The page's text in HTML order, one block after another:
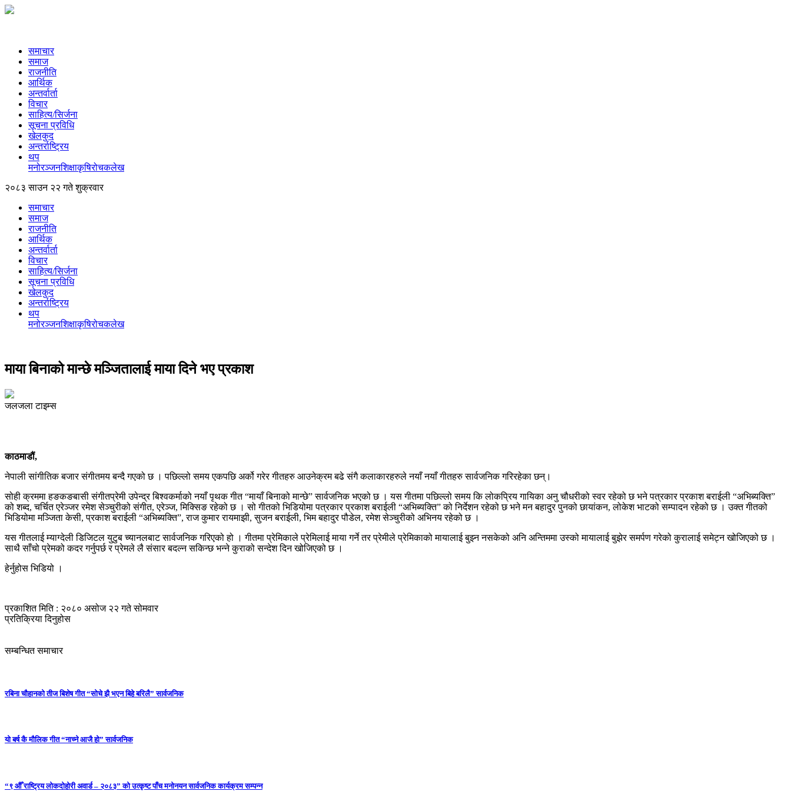
समाचार
समाज
राजनीति
आर्थिक
अन्तर्वार्ता
विचार
साहित्य/सिर्जना
सूचना प्रविधि
खेलकुद
अन्तर्राष्ट्रिय
थप
मनोरञ्‍जनशिक्षाकृषिरोचकलेख
२०८३ साउन २२ गते शुक्रवार
समाचार
समाज
राजनीति
आर्थिक
अन्तर्वार्ता
विचार
साहित्य/सिर्जना
सूचना प्रविधि
खेलकुद
अन्तर्राष्ट्रिय
थप
मनोरञ्‍जनशिक्षाकृषिरोचकलेख
माया बिनाको मान्छे मञ्जितालाई माया दिने भए प्रकाश
जलजला टाइम्स
काठमाडौं,
नेपाली सांगीतिक बजार संगीतमय बन्दै गएको छ । पछिल्लो समय एकपछि अर्को गरेर गीतहरु आउनेक्रम बढे संगै कलाकारहरुले नयाँ नयाँ गीतहरु सार्वजनिक गरिरहेका छन्।
सोही क्रममा हङकङबासी संगीतप्रेमी उपेन्द्र बिश्वकर्माको नयाँ पृथक गीत “मायाँ बिनाको मान्छे” सार्वजनिक भएको छ । यस गीतमा पछिल्लो समय कि लोकप्रिय गायिका अनु चौधरीको स्वर रहेको छ भने पत्रकार प्रकाश बराईली “अभिब्यक्ति”
को शब्द, चर्चित एरेञ्जर रमेश सेञ्चुरीको संगीत, एरेञ्ज, मिक्सिङ रहेको छ । सो गीतको भिडियोमा पत्रकार प्रकाश बराईली “अभिब्यक्ति” को निर्देशन रहेको छ भने मन बहादुर पुनको छायांकन, लोकेश भाटको सम्पादन रहेको छ । उक्त गीतको
भिडियोमा मञ्जिता केसी, प्रकाश बराईली “अभिब्यक्ति”, राज कुमार रायमाझी, सुजन बराईली, भिम बहादुर पौडेल, रमेश सेञ्चुरीको अभिनय रहेको छ ।
यस गीतलाई म्याग्देली डिजिटल युटुब च्यानलबाट सार्वजनिक गरिएको हो । गीतमा प्रेमिकाले प्रेमिलाई माया गर्ने तर प्रेमीले प्रेमिकाको मायालाई बुझ्न नसकेको अनि अन्तिममा उस्को मायालाई बुझेर समर्पण गरेको कुरालाई समेट्न खोजिएको छ ।
साथै साँचो प्रेमको कदर गर्नुपर्छ र प्रेमले लै संसार बदल्न सकिन्छ भन्ने कुराको सन्देश दिन खोजिएको छ ।
हेर्नुहोस भिडियो ।
प्रकाशित मिति : २०८० असोज २२ गते सोमवार
प्रतिक्रिया दिनुहोस
सम्बन्धित समाचार
रबिना चौहानको तीज बिशेष गीत “सोचे झै भएन बिहे बरिलै” सार्वजनिक
यो बर्ष कै मौलिक गीत “नाच्ने आजै हो” सार्वजनिक
“९ औँ राष्ट्रिय लोकदोहोरी अवार्ड – २०८३” को उत्कृष्ट पाँच मनोनयन सार्वजनिक कार्यक्रम सम्पन्न